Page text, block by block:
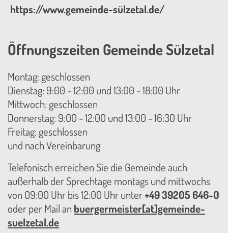
https://www.gemeinde-sülzetal.de/
Öffnungszeiten Gemeinde Sülzetal
Montag: geschlossen
Dienstag: 9:00 - 12:00 und 13:00 - 18:00 Uhr
Mittwoch: geschlossen
Donnerstag: 9:00 - 12:00 und 13:00 - 16:30 Uhr
Freitag: geschlossen
und nach Vereinbarung
Telefonisch erreichen Sie die Gemeinde auch
außerhalb der Sprechtage montags und mittwochs
von 09:00 Uhr bis 12:00 Uhr unter+49 39205 646-0
oder per Mail an buergermeister[at]gemeinde-
suelzetal.de